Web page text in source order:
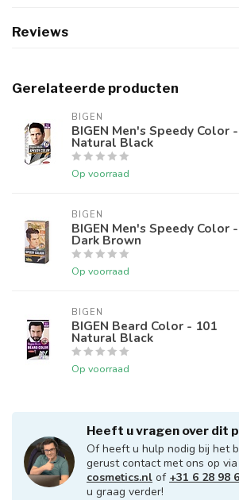
Reviews
Gerelateerde producten
BIGEN
BIGEN Men's Speedy Color
Natural Black
Op voorraad
BIGEN
BIGEN Men's Speedy Color
Dark Brown
Op voorraad
BIGEN
BIGEN Beard Color - 101
Natural Black
Op voorraad
Heeft u vragen over dit
Of heeft u hulp nodig bij het
gerust contact met ons op via
cosmetics.nl of +31 6 28 98
u graag verder!